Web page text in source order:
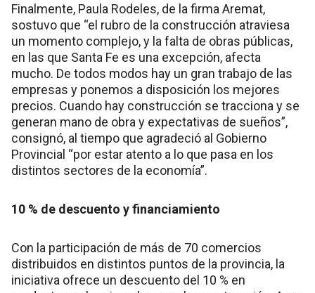
Finalmente, Paula Rodeles, de la firma Aremat,
sostuvo que “el rubro de la construcción atraviesa
un momento complejo, y la falta de obras públicas,
en las que Santa Fe es una excepción, afecta
mucho. De todos modos hay un gran trabajo de las
empresas y ponemos a disposición los mejores
precios. Cuando hay construcción se tracciona y se
generan mano de obra y expectativas de sueños”,
consignó, al tiempo que agradeció al Gobierno
Provincial “por estar atento a lo que pasa en los
distintos sectores de la economía”.
10 % de descuento y financiamiento
Con la participación de más de 70 comercios
distribuidos en distintos puntos de la provincia, la
iniciativa ofrece un descuento del 10 % en